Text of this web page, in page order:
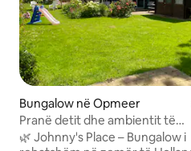
Bungalow në Opmeer
Pranë detit dhe ambientit të
Amsterdamit, Xhoni në Opmeer
🌿 Johnny's Place – Bungalow i